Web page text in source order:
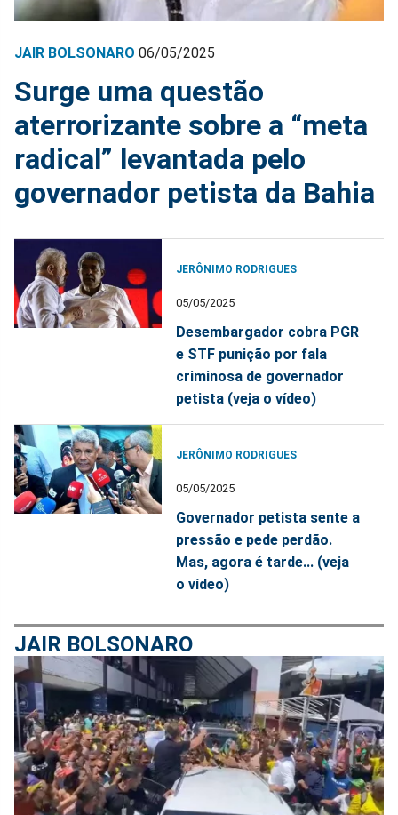
JAIR BOLSONARO 06/05/2025
Surge uma questão
aterrorizante sobre a “meta
radical” levantada pelo
governador petista da Bahia
JERÔNIMO RODRIGUES
05/05/2025
Desembargador cobra PGR
e STF punição por fala
criminosa de governador
petista (veja o vídeo)
JERÔNIMO RODRIGUES
05/05/2025
Governador petista sente a
pressão e pede perdão.
Mas, agora é tarde... (veja
o vídeo)
JAIR BOLSONARO